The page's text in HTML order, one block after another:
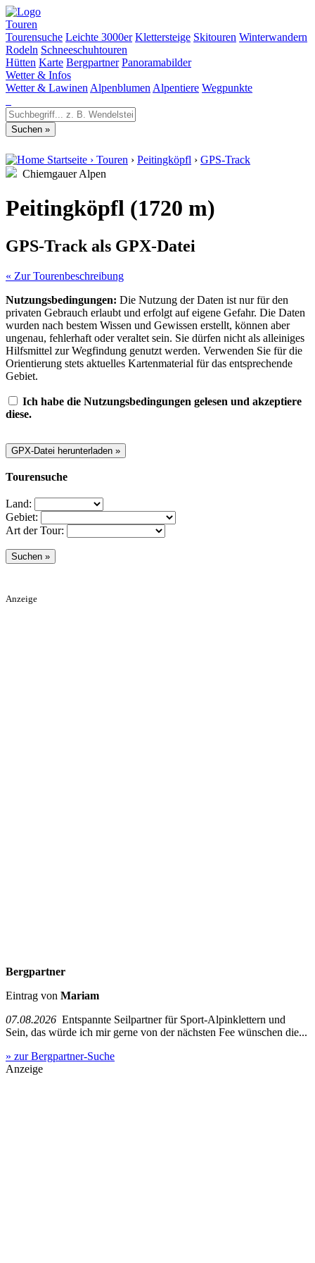
Touren
Tourensuche Leichte 3000er Klettersteige Skitouren Winterwandern
Rodeln Schneeschuhtouren
Hütten Karte Bergpartner Panoramabilder
Wetter & Infos
Wetter & Lawinen Alpenblumen Alpentiere Wegpunkte
Startseite › Touren › Peitingköpfl › GPS-Track
Chiemgauer Alpen
Peitingköpfl (1720 m)
GPS-Track als GPX-Datei
« Zur Tourenbeschreibung
Nutzungsbedingungen: Die Nutzung der Daten ist nur für den
privaten Gebrauch erlaubt und erfolgt auf eigene Gefahr. Die Daten
wurden nach bestem Wissen und Gewissen erstellt, können aber
ungenau, fehlerhaft oder veraltet sein. Sie dürfen nicht als alleiniges
Hilfsmittel zur Wegfindung genutzt werden. Verwenden Sie für die
Orientierung stets aktuelles Kartenmaterial für das entsprechende
Gebiet.
Ich habe die Nutzungsbedingungen gelesen und akzeptiere
diese.
Tourensuche
Land:
Gebiet:
Art der Tour:
Anzeige
Bergpartner
Eintrag von Mariam
07.08.2026 Entspannte Seilpartner für Sport-Alpinklettern und
Sein, das würde ich mir gerne von der nächsten Fee wünschen die...
» zur Bergpartner-Suche
Anzeige